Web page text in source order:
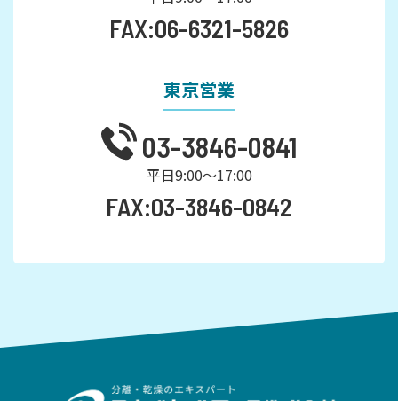
FAX:06-6321-5826
東京営業
03-3846-0841
平日9:00～17:00
FAX:03-3846-0842